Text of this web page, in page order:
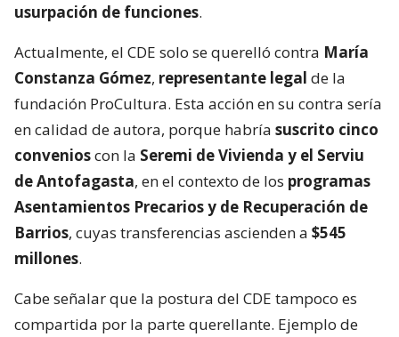
usurpación de funciones.
Actualmente, el CDE solo se querelló contra María
Constanza Gómez, representante legal de la
fundación ProCultura. Esta acción en su contra sería
en calidad de autora, porque habría suscrito cinco
convenioscon la Seremi de Vivienda y el Serviu
de Antofagasta, en el contexto de los programas
Asentamientos Precarios y de Recuperación de
Barrios, cuyas transferencias ascienden a $545
millones.
Cabe señalar que la postura del CDE tampoco es
compartida por la parte querellante. Ejemplo de